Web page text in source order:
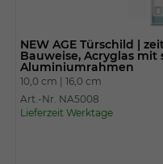
NEW AGE Türschild |
Bauweise, Acryglas mit
Aluminiumrahmen
10,0 cm | 16,0 cm
Art.-Nr. NA5008
Lieferzeit Werktage